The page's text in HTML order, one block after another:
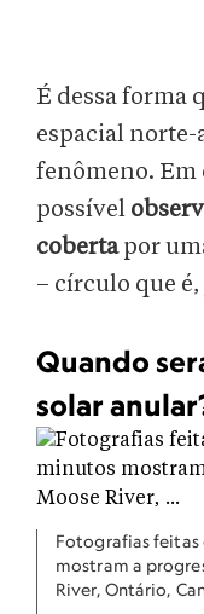
É dessa forma
espacial
fenômeno. Em
possível
cobertapor
– círculo que é,
Quando
solar
Fotografias feitas
mostram a
River, Ontário,